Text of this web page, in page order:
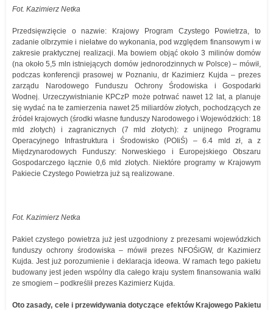
Fot. Kazimierz Netka
Przedsięwzięcie o nazwie: Krajowy Program Czystego Powietrza, to
zadanie olbrzymie i niełatwe do wykonania, pod względem finansowym i w
zakresie praktycznej realizacji. Ma bowiem objąć około 3 milinów domów
(na około 5,5 mln istniejących domów jednorodzinnych w Polsce) – mówił,
podczas konferencji prasowej w Poznaniu, dr Kazimierz Kujda – prezes
zarządu Narodowego Funduszu Ochrony Środowiska i Gospodarki
Wodnej. Urzeczywistnianie KPCzP może potrwać nawet 12 lat, a planuje
się wydać na te zamierzenia nawet 25 miliardów złotych, pochodzących ze
źródeł krajowych (środki własne funduszy Narodowego i Wojewódzkich: 18
mld złotych) i zagranicznych (7 mld złotych): z unijnego Programu
Operacyjnego Infrastruktura i Środowisko (POIiŚ) – 6.4 mld zł, a z
Międzynarodowych Funduszy: Norweskiego i Europejskiego Obszaru
Gospodarczego łącznie 0,6 mld złotych. Niektóre programy w Krajowym
Pakiecie Czystego Powietrza już są realizowane.
Fot. Kazimierz Netka
Pakiet czystego powietrza już jest uzgodniony z prezesami wojewódzkich
funduszy ochrony środowiska – mówił prezes NFOŚiGW, dr Kazimierz
Kujda. Jest już porozumienie i deklaracja ideowa. W ramach tego pakietu
budowany jest jeden wspólny dla całego kraju system finansowania walki
ze smogiem – podkreślił prezes Kazimierz Kujda.
Oto zasady, cele i przewidywania dotyczące efektów Krajowego Pakietu